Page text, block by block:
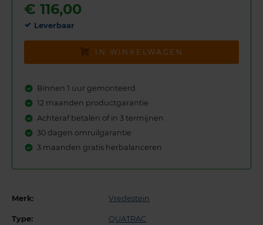
€ 116,00
Leverbaar
IN WINKELWAGEN
Binnen 1 uur gemonteerd
12 maanden productgarantie
Achteraf betalen of in 3 termijnen
30 dagen omruilgarantie
3 maanden gratis herbalanceren
Merk: Vredestein
Type: QUATRAC